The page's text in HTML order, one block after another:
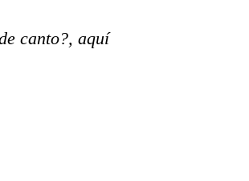
canto?, aquí